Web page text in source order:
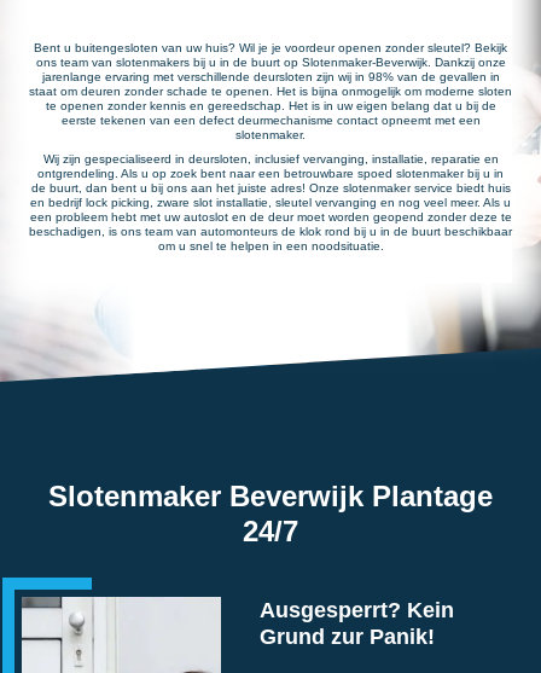
Bent u buitengesloten van uw huis? Wil je je voordeur openen zonder sleutel? Bekijk
ons team van slotenmakers bij u in de buurt op Slotenmaker-Beverwijk. Dankzij onze
jarenlange ervaring met verschillende deursloten zijn wij in 98% van de gevallen in
staat om deuren zonder schade te openen. Het is bijna onmogelijk om moderne sloten
te openen zonder kennis en gereedschap. Het is in uw eigen belang dat u bij de
eerste tekenen van een defect deurmechanisme contact opneemt met een
slotenmaker.
Wij zijn gespecialiseerd in deursloten, inclusief vervanging, installatie, reparatie en
ontgrendeling. Als u op zoek bent naar een betrouwbare spoed slotenmaker bij u in
de buurt, dan bent u bij ons aan het juiste adres! Onze slotenmaker service biedt huis
en bedrijf lock picking, zware slot installatie, sleutel vervanging en nog veel meer. Als u
een probleem hebt met uw autoslot en de deur moet worden geopend zonder deze te
beschadigen, is ons team van automonteurs de klok rond bij u in de buurt beschikbaar
om u snel te helpen in een noodsituatie.
Slotenmaker Beverwijk Plantage
24/7
Ausgesperrt? Kein
Grund zur Panik!